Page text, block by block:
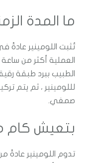
ما المدة
تُثبت اللومينير
العملية أكثر من ساعة
الطبيب ببرد طبقة
لللومينير ، ثم يتم
صمغي.
بتعيش كام